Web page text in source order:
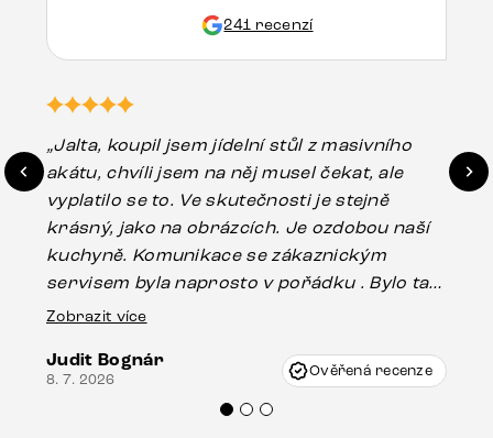
241 recenzí
„Jalta, koupil jsem jídelní stůl z masivního
akátu, chvíli jsem na něj musel čekat, ale
vyplatilo se to. Ve skutečnosti je stejně
krásný, jako na obrázcích. Je ozdobou naší
kuchyně. Komunikace se zákaznickým
servisem byla naprosto v pořádku . Bylo tam
drobné poškození u nohy stolu, které mohlo
Vincze mi velmi korektně vyšli vstříc.
Doporučuji produkty Delife všem.“
Zobrazit více
Judit Bognár
8. 7. 2026 Ověřená recenze